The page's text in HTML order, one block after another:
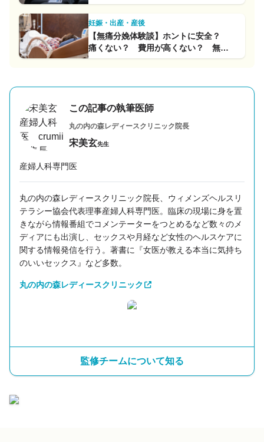
妊娠・出産・産後
【無痛分娩体験談】ホントに安全？
痛くない？ 費用が高くない？ 無痛
分娩経験者3人のリアルな声
この記事の執筆医師
丸の内の森レディースクリニック院長
宋美玄先生
産婦人科専門医
丸の内の森レディースクリニック院長、ウィメンズヘルスリ
テラシー協会代表理事産婦人科専門医。臨床の現場に身を置
きながら情報番組でコメンテーターをつとめるなど数々のメ
ディアにも出演し、セックスや月経など女性のヘルスケアに
関する情報発信を行う。著書に『女医が教える本当に気持ち
のいいセックス』など多数。
丸の内の森レディースクリニック
監修チームについて知る